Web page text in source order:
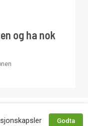
og ha nok
Godta